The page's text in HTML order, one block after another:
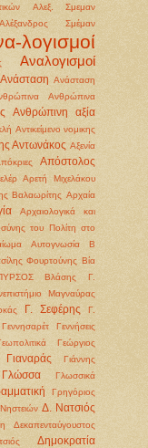
Αλεξ. Σμεμαν
Αλέξανδρος Σμέμαν
λογισμοί
Αναλογισμοί
Ανάσταση Ανάσταση
Ανθρώπινα
Ανθρώπινη αξία
Αντικείμενο νομικης
Αντωνάκος Αξενία
Απόστολος
Αρετή Μιχελάκου
Βαλαωρίτης Αρχαία
Αρχαιολογικά και
του Πολίτη στο
Αυτογνωσία
Β
Φουρτούνης Βία
Βλάσης Γ.
Μαγναύρας
Γ. Σεφέρης
Γ.
Γεννησαρέτ Γεννήσεις
Γεώργιος
Γιαναράς
Γιάννης
Γλώσσα
Γλωσσικά
Γρηγόριος
Δ. Νατσιός
Δεκαπενταύγουστος
Δημοκρατία